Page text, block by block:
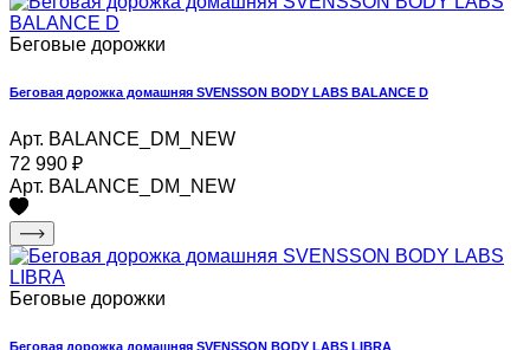
Беговые дорожки
Беговая дорожка домашняя SVENSSON BODY LABS BALANCE D
Арт. BALANCE_DM_NEW
72 990 ₽
Арт. BALANCE_DM_NEW
Беговые дорожки
Беговая дорожка домашняя SVENSSON BODY LABS LIBRA